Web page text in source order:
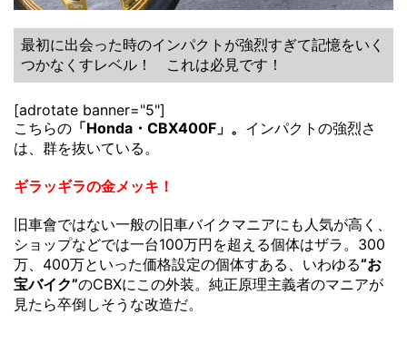
最初に出会った時のインパクトが強烈すぎて記憶をいく
つかなくすレベル！ これは必見です！
[adrotate banner="5"]
こちらの 「Honda・CBX400F」。 インパクトの強烈さ
は、群を抜いている。
ギラッギラの金メッキ！
旧車會ではない一般の旧車バイクマニアにも人気が高く、
ショップなどでは一台100万円を超える個体はザラ。300
万、400万といった価格設定の個体すある、いわゆる“お
宝バイク”のCBXにこの外装。純正原理主義者のマニアが
見たら卒倒しそうな改造だ。